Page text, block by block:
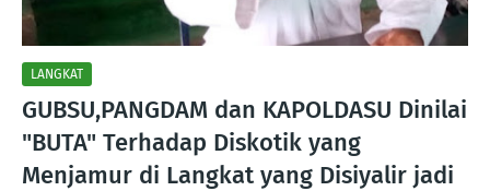
LANGKAT
GUBSU,PANGDAM dan KAPOLDASU Dinilai
"BUTA" Terhadap Diskotik yang
Menjamur di Langkat yang Disiyalir jadi